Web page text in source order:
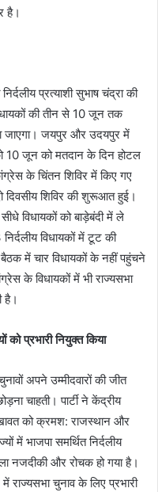
है।
प्रत्याशी सुभाष चंद्रा की
की तीन से 10 जून तक
जाएगा। जयपुर और उदयपुर में
10 जून को मतदान के दिन होटल
के चिंतन शिविर में किए गए
शिविर की शुरूआत हुई।
विधायकों को बाड़ेबंदी में ले
विधायकों में टूट की
में चार विधायकों के नहीं पहुंचने
के विधायकों में भी राज्यसभा
है।
को प्रभारी नियुक्त किया
अपने उम्मीदवारों की जीत
चाहती। पार्टी ने केंद्रीय
को क्रमश: राजस्थान और
में भाजपा समर्थित निर्दलीय
नजदीकी और रोचक हो गया है।
में राज्यसभा चुनाव के लिए प्रभारी